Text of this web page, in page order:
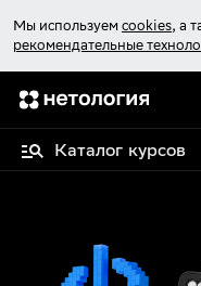
Мы используем cookies, а
рекомендательные
Каталог курсов